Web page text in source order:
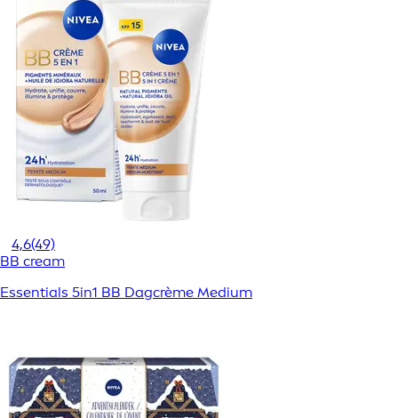
4,6(49)
BB cream
Essentials 5in1 BB Dagcrème Medium